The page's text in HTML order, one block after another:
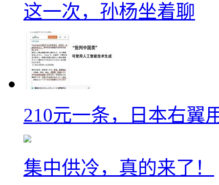
这一次，孙杨坐着聊
210元一条，日本右翼
集中供冷，真的来了！